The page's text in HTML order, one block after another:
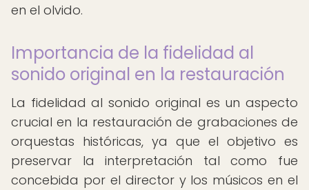
en el olvido.
Importancia de la fidelidad al
sonido original en la restauración
La fidelidad al sonido original es un aspecto
crucial en la restauración de grabaciones de
orquestas históricas, ya que el objetivo es
preservar la interpretación tal como fue
concebida por el director y los músicos en el